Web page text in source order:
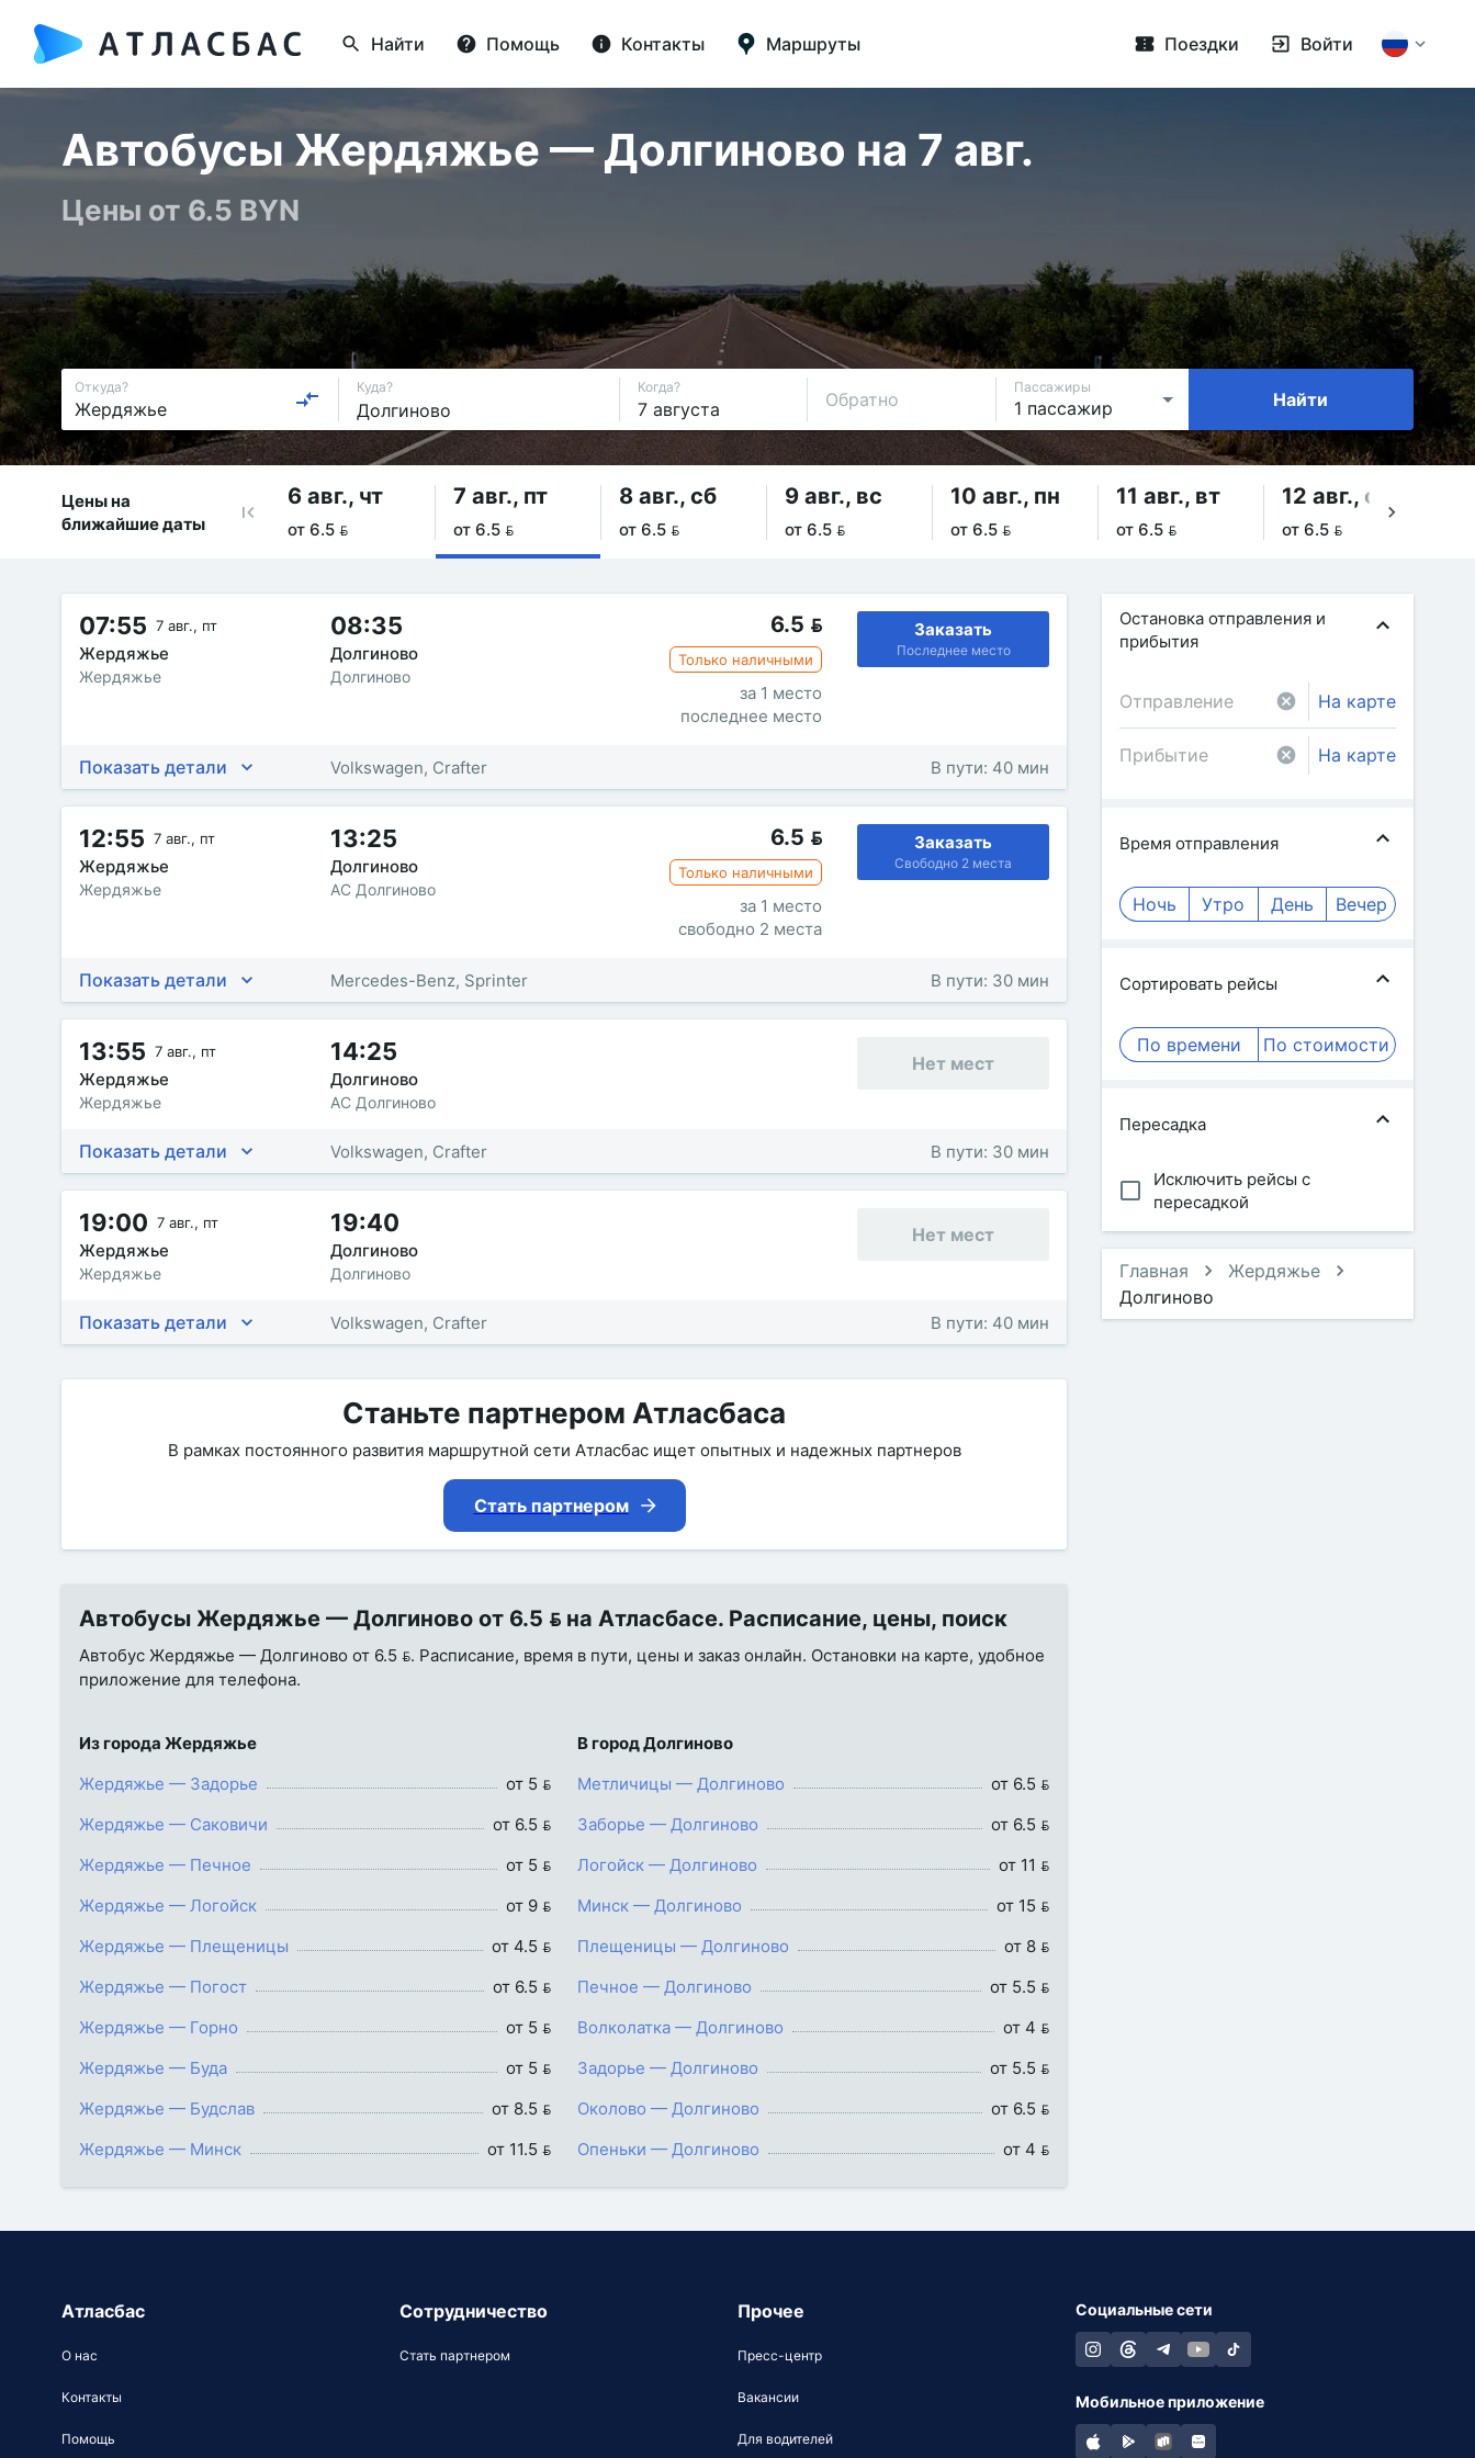
Найти Помощь Контакты Маршруты Поездки Войти
Автобусы Жердяжье — Долгиново на 7 авг.
Цены от 6.5 BYN
Откуда? Куда? Когда?
Обратно
Пассажиры
Найти
Цены на
ближайшие даты
6 авг., чт
от 6.5 
7 авг., пт
от 6.5 
8 авг., сб
от 6.5 
9 авг., вс
от 6.5 
10 авг., пн
от 6.5 
11 авг., вт
от 6.5 
12 авг., ср
от 6.5 
07:55 7 авг., пт
Жердяжье
Жердяжье
08:35
Долгиново
Долгиново
6.5 
Только наличными
за 1 место
последнее место
Заказать
Последнее место
Показать детали Volkswagen, Crafter В пути: 40 мин
12:55 7 авг., пт
Жердяжье
Жердяжье
13:25
Долгиново
АС Долгиново
6.5 
Только наличными
за 1 место
свободно 2 места
Заказать
Свободно 2 места
Показать детали Mercedes-Benz, Sprinter В пути: 30 мин
13:55 7 авг., пт
Жердяжье
Жердяжье
14:25
Долгиново
АС Долгиново
Нет мест
Показать детали Volkswagen, Crafter В пути: 30 мин
19:00 7 авг., пт
Жердяжье
Жердяжье
19:40
Долгиново
Долгиново
Нет мест
Показать детали Volkswagen, Crafter В пути: 40 мин
Станьте партнером Атласбаса
В рамках постоянного развития маршрутной сети Атласбас ищет опытных и надежных партнеров
Стать партнером
Автобусы Жердяжье — Долгиново от 6.5  на Атласбасе. Расписание, цены, поиск
Автобус Жердяжье — Долгиново от 6.5 . Расписание, время в пути, цены и заказ онлайн. Остановки на карте, удобное
приложение для телефона.
Из города Жердяжье
Жердяжье — Задорье
от 5 
Жердяжье — Саковичи
от 6.5 
Жердяжье — Печное
от 5 
Жердяжье — Логойск
от 9 
Жердяжье — Плещеницы
от 4.5 
Жердяжье — Погост
от 6.5 
Жердяжье — Горно
от 5 
Жердяжье — Буда
от 5 
Жердяжье — Будслав
от 8.5 
Жердяжье — Минск
от 11.5 
В город Долгиново
Метличицы — Долгиново
от 6.5 
Заборье — Долгиново
от 6.5 
Логойск — Долгиново
от 11 
Минск — Долгиново
от 15 
Плещеницы — Долгиново
от 8 
Печное — Долгиново
от 5.5 
Волколатка — Долгиново
от 4 
Задорье — Долгиново
от 5.5 
Околово — Долгиново
от 6.5 
Опеньки — Долгиново
от 4 
Остановка отправления и
прибытия
На карте
На карте
Время отправления
Ночь Утро День Вечер
Сортировать рейсы
По времени По стоимости
Пересадка
Исключить рейсы с
пересадкой
Главная
Жердяжье
Долгиново
Атласбас
О нас
Контакты
Помощь
Сотрудничество
Стать партнером
Прочее
Пресс-центр
Вакансии
Для водителей
Социальные сети
Мобильное приложение